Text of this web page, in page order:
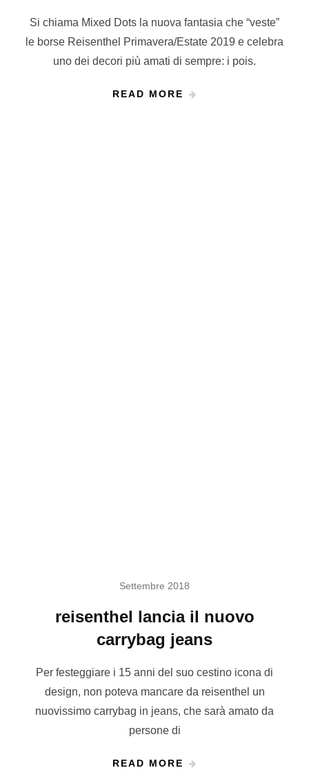
Si chiama Mixed Dots la nuova fantasia che “veste”
le borse Reisenthel Primavera/Estate 2019 e celebra
uno dei decori più amati di sempre: i pois.
READ MORE
Settembre 2018
reisenthel lancia il nuovo
carrybag jeans
Per festeggiare i 15 anni del suo cestino icona di
design, non poteva mancare da reisenthel un
nuovissimo carrybag in jeans, che sarà amato da
persone di
READ MORE